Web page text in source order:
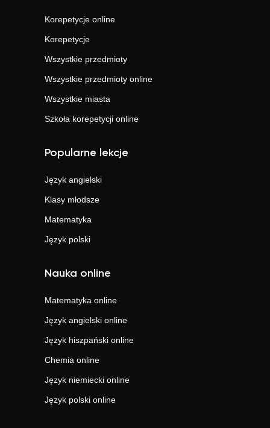
Korepetycje online
Korepetycje
Wszystkie przedmioty
Wszystkie przedmioty online
Wszystkie miasta
Szkoła korepetycji online
Popularne lekcje
Język angielski
Klasy młodsze
Matematyka
Język polski
Nauka online
Matematyka online
Język angielski online
Język hiszpański online
Chemia online
Język niemiecki online
Język polski online